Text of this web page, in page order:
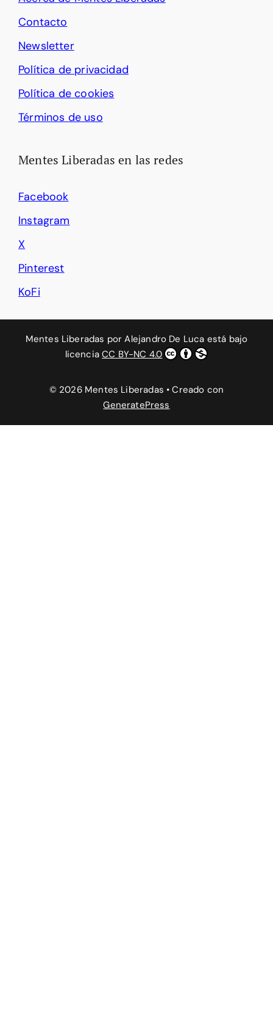
Contacto
Newsletter
Política de privacidad
Política de cookies
Términos de uso
Mentes Liberadas en las redes
Facebook
Instagram
X
Pinterest
KoFi
Mentes Liberadas porAlejandro De Luca está bajo
licenciaCC BY-NC 4.0
© 2026 Mentes Liberadas • Creado con
GeneratePress